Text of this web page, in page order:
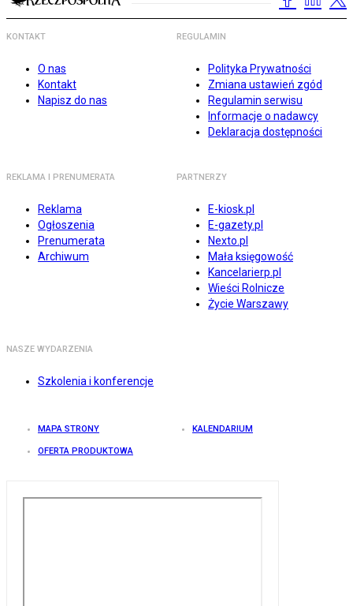
KONTAKT
O nas
Kontakt
Napisz do nas
REGULAMIN
Polityka Prywatności
Zmiana ustawień zgód
Regulamin serwisu
Informacje o nadawcy
Deklaracja dostępności
REKLAMA I PRENUMERATA
Reklama
Ogłoszenia
Prenumerata
Archiwum
PARTNERZY
E-kiosk.pl
E-gazety.pl
Nexto.pl
Mała księgowość
Kancelarierp.pl
Wieści Rolnicze
Życie Warszawy
NASZE WYDARZENIA
Szkolenia i konferencje
MAPA STRONY KALENDARIUM
OFERTA PRODUKTOWA